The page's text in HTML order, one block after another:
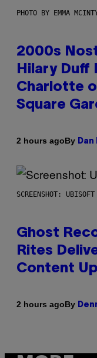
PHOTO BY EMMA
2000s
Hilary Duff
Charlotte
Square
2 hours agoBy Dan
SCREENSHOT: UBISOFT
Ghost
Rites
Content
2 hours agoBy